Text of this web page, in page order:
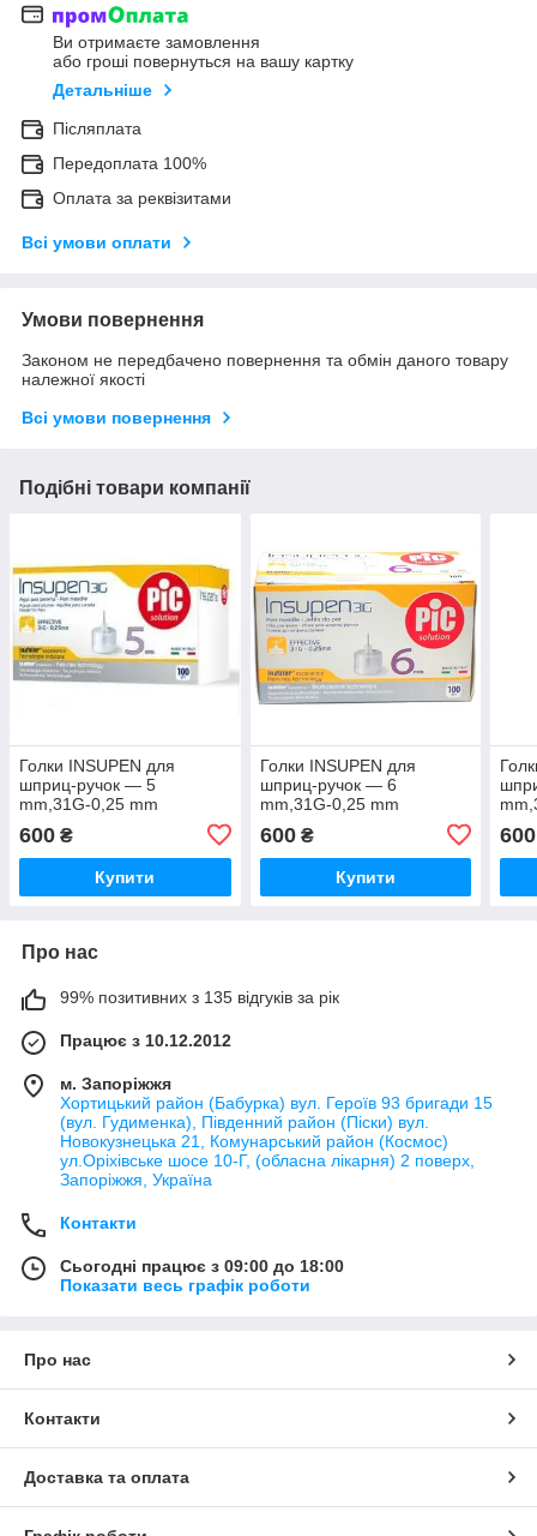
Ви отримаєте замовлення
або гроші повернуться на вашу картку
Детальніше
Післяплата
Передоплата 100%
Оплата за реквізитами
Всі умови оплати
Умови повернення
Законом не передбачено повернення та обмін даного товару
належної якості
Всі умови повернення
Подібні товари компанії
Голки INSUPEN для
шприц-ручок — 5
mm,31G-0,25 mm
600 ₴
Купити
Голки INSUPEN для
шприц-ручок — 6
mm,31G-0,25 mm
600₴
Купити
600
Про нас
99% позитивних з 135 відгуків за рік
Працює з 10.12.2012
м. Запоріжжя
Хортицький район (Бабурка) вул. Героїв 93 бригади 15
(вул. Гудименка), Південний район (Піски) вул.
Новокузнецька 21, Комунарський район (Космос)
ул.Оріхівське шосе 10-Г, (обласна лікарня) 2 поверх,
Запоріжжя, Україна
Контакти
Сьогодні працює з 09:00 до 18:00
Показати весь графік роботи
Про нас
Контакти
Доставка та оплата